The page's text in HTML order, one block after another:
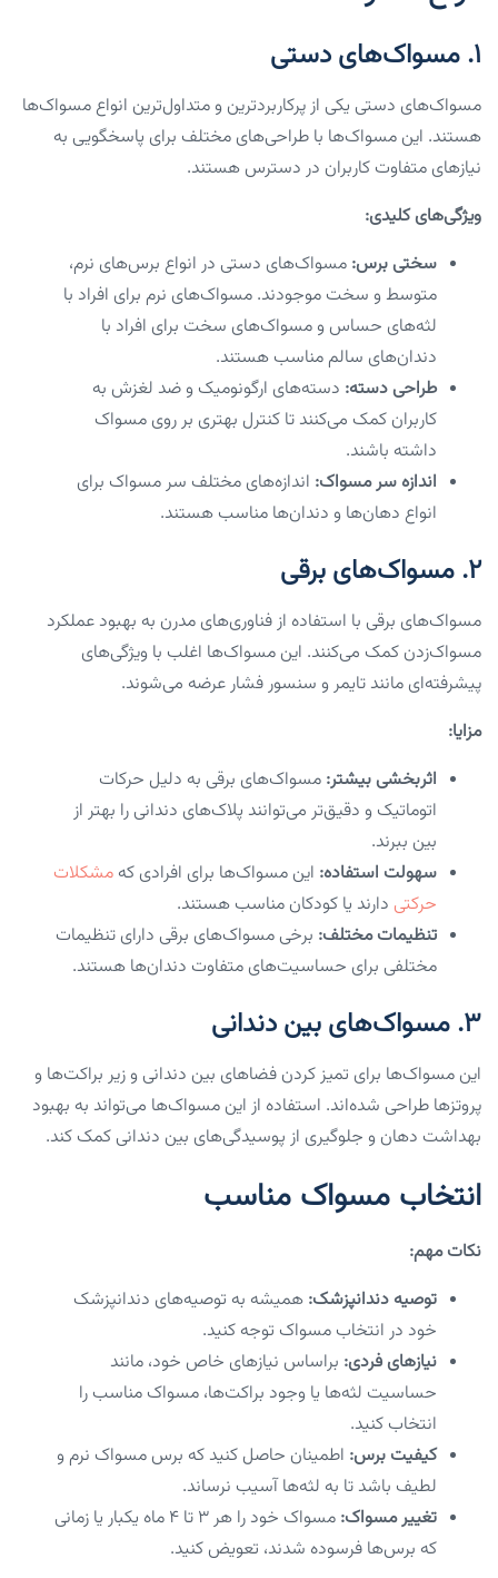
۱. مسواک‌های دستی
مسواک‌های دستی یکی از پرکاربردترین و متداول‌ترین انواع مسواک‌ها
هستند. این مسواک‌ها با طراحی‌های مختلف برای پاسخگویی به
نیازهای متفاوت کاربران در دسترس هستند.
ویژگی‌های کلیدی:
سختی برس: مسواک‌های دستی در انواع برس‌های نرم،
متوسط و سخت موجودند. مسواک‌های نرم برای افراد با
لثه‌های حساس و مسواک‌های سخت برای افراد با
دندان‌های سالم مناسب هستند.
طراحی دسته: دسته‌های ارگونومیک و ضد لغزش به
کاربران کمک می‌کنند تا کنترل بهتری بر روی مسواک
داشته باشند.
اندازه سر مسواک: اندازه‌های مختلف سر مسواک برای
انواع دهان‌ها و دندان‌ها مناسب هستند.
۲. مسواک‌های برقی
مسواک‌های برقی با استفاده از فناوری‌های مدرن به بهبود عملکرد
مسواک‌زدن کمک می‌کنند. این مسواک‌ها اغلب با ویژگی‌های
پیشرفته‌ای مانند تایمر و سنسور فشار عرضه می‌شوند.
مزایا:
اثربخشی بیشتر: مسواک‌های برقی به دلیل حرکات
اتوماتیک و دقیق‌تر می‌توانند پلاک‌های دندانی را بهتر از
بین ببرند.
سهولت استفاده: این مسواک‌ها برای افرادی که مشکلات
حرکتی دارند یا کودکان مناسب هستند.
تنظیمات مختلف: برخی مسواک‌های برقی دارای تنظیمات
مختلفی برای حساسیت‌های متفاوت دندان‌ها هستند.
۳. مسواک‌های بین دندانی
این مسواک‌ها برای تمیز کردن فضاهای بین دندانی و زیر براکت‌ها و
پروتزها طراحی شده‌اند. استفاده از این مسواک‌ها می‌تواند به بهبود
بهداشت دهان و جلوگیری از پوسیدگی‌های بین دندانی کمک کند.
انتخاب مسواک مناسب
نکات مهم:
توصیه دندانپزشک: همیشه به توصیه‌های دندانپزشک
خود در انتخاب مسواک توجه کنید.
نیازهای فردی: براساس نیازهای خاص خود، مانند
حساسیت لثه‌ها یا وجود براکت‌ها، مسواک مناسب را
انتخاب کنید.
کیفیت برس: اطمینان حاصل کنید که برس مسواک نرم و
لطیف باشد تا به لثه‌ها آسیب نرساند.
تغییر مسواک:
مسواک خود را هر ۳ تا ۴ ماه یکبار یا زمانی
که برس‌ها فرسوده شدند، تعویض کنید.